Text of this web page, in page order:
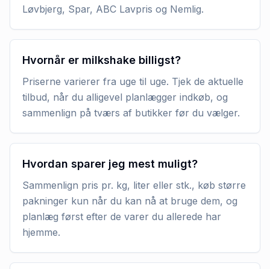
Løvbjerg, Spar, ABC Lavpris og Nemlig.
Hvornår er milkshake billigst?
Priserne varierer fra uge til uge. Tjek de aktuelle
tilbud, når du alligevel planlægger indkøb, og
sammenlign på tværs af butikker før du vælger.
Hvordan sparer jeg mest muligt?
Sammenlign pris pr. kg, liter eller stk., køb større
pakninger kun når du kan nå at bruge dem, og
planlæg først efter de varer du allerede har
hjemme.